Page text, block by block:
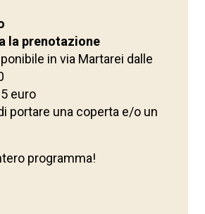
la prenotazione
in via Martarei dalle
euro
portare una coperta e/o un
programma!